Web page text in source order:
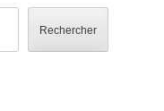
Rechercher